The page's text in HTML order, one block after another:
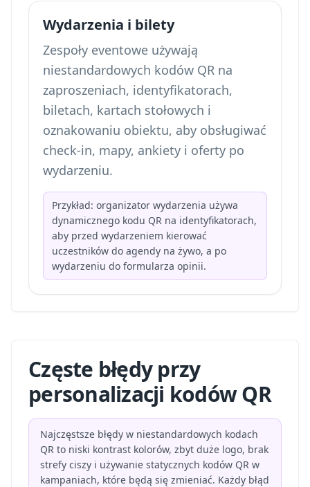
Wydarzenia i bilety
Zespoły eventowe używają
niestandardowych kodów QR na
zaproszeniach, identyfikatorach,
biletach, kartach stołowych i
oznakowaniu obiektu, aby obsługiwać
check-in, mapy, ankiety i oferty po
wydarzeniu.
Przykład: organizator wydarzenia używa
dynamicznego kodu QR na identyfikatorach,
aby przed wydarzeniem kierować
uczestników do agendy na żywo, a po
wydarzeniu do formularza opinii.
Częste błędy przy
personalizacji kodów QR
Najczęstsze błędy w niestandardowych kodach
QR to niski kontrast kolorów, zbyt duże logo, brak
strefy ciszy i używanie statycznych kodów QR w
kampaniach, które będą się zmieniać. Każdy błąd